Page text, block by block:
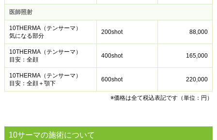
医師照射
10THERMA（テンサーマ）
気になる部分​
200shot 88,000
10THERMA（テンサーマ）
目安：全顔
400shot 165,000
10THERMA（テンサーマ）
目安：全顔＋顎下
600shot 220,000
※価格は全て税込表記です（単位：円）
10サーマの施術について